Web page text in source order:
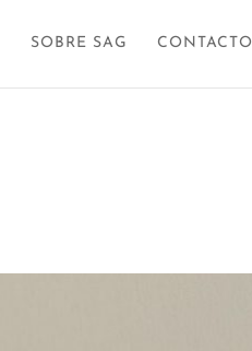
SOBRE SAG CONTACTO